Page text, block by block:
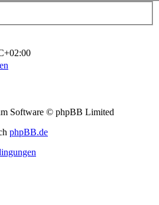
Software © phpBB Limited
phpBB.de